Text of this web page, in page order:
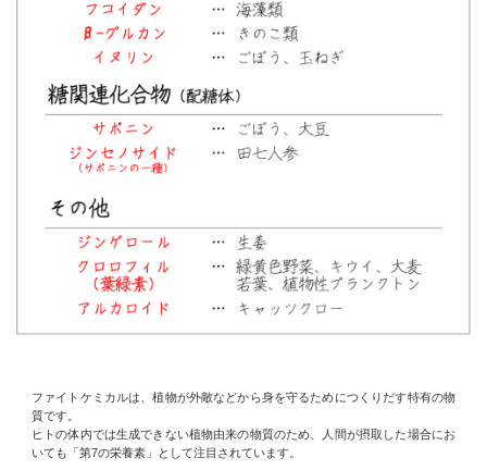
ファイトケミカルは、植物が外敵などから身を守るためにつくりだす特有の物
質です。
ヒトの体内では生成できない植物由来の物質のため、人間が摂取した場合にお
いても「第7の栄養素」として注目されています。